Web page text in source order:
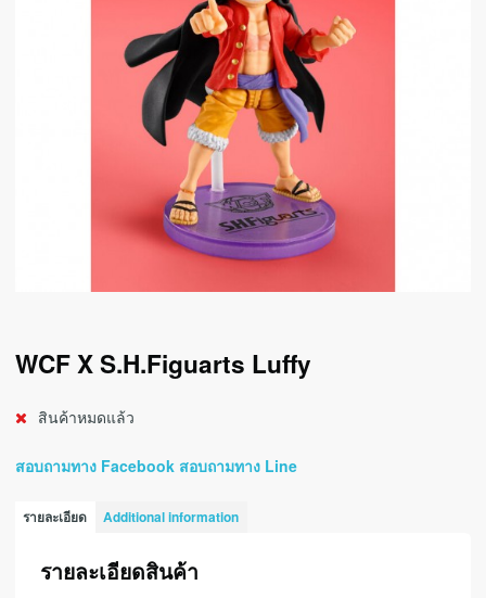
WCF X S.H.Figuarts Luffy
สินค้าหมดแล้ว
สอบถามทาง Facebook สอบถามทาง Line
รายละเอียด Additional information
รายละเอียดสินค้า